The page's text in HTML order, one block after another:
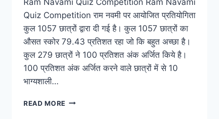
Quiz Competition राम नवमी पर आयोजित प्रतियोगिता
कुल 1057 छात्रों द्वारा दी गई है। कुल 1057 छात्रों का
औसत स्कोर 79.43 प्रतिशत रहा जो कि बहुत अच्छा है।
कुल 279 छात्रों ने 100 प्रतिशत अंक अर्जित किये है।
100 प्रतिशत अंक अर्जित करने वाले छात्रों में से 10
भाग्यशाली…
READ MORE RAM